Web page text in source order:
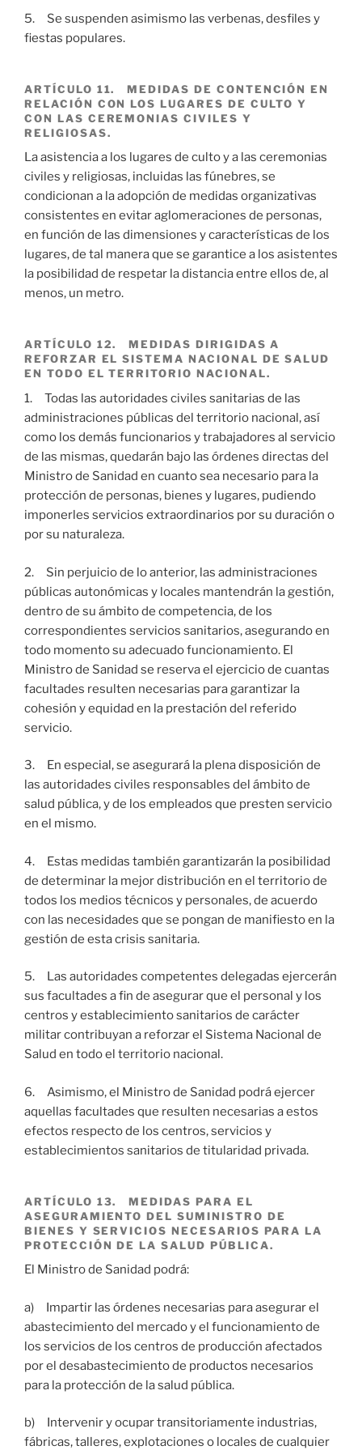
5. Se suspenden asimismo las verbenas, desfiles y
fiestas populares.
ARTÍCULO 11. MEDIDAS DE CONTENCIÓN EN
RELACIÓN CON LOS LUGARES DE CULTO Y
CON LAS CEREMONIAS CIVILES Y
RELIGIOSAS.
La asistencia a los lugares de culto y a las ceremonias
civiles y religiosas, incluidas las fúnebres, se
condicionan a la adopción de medidas organizativas
consistentes en evitar aglomeraciones de personas,
en función de las dimensiones y características de los
lugares, de tal manera que se garantice a los asistentes
la posibilidad de respetar la distancia entre ellos de, al
menos, un metro.
ARTÍCULO 12. MEDIDAS DIRIGIDAS A
REFORZAR EL SISTEMA NACIONAL DE SALUD
EN TODO EL TERRITORIO NACIONAL.
1. Todas las autoridades civiles sanitarias de las
administraciones públicas del territorio nacional, así
como los demás funcionarios y trabajadores al servicio
de las mismas, quedarán bajo las órdenes directas del
Ministro de Sanidad en cuanto sea necesario para la
protección de personas, bienes y lugares, pudiendo
imponerles servicios extraordinarios por su duración o
por su naturaleza.
2. Sin perjuicio de lo anterior, las administraciones
públicas autonómicas y locales mantendrán la gestión,
dentro de su ámbito de competencia, de los
correspondientes servicios sanitarios, asegurando en
todo momento su adecuado funcionamiento. El
Ministro de Sanidad se reserva el ejercicio de cuantas
facultades resulten necesarias para garantizar la
cohesión y equidad en la prestación del referido
servicio.
3. En especial, se asegurará la plena disposición de
las autoridades civiles responsables del ámbito de
salud pública, y de los empleados que presten servicio
en el mismo.
4. Estas medidas también garantizarán la posibilidad
de determinar la mejor distribución en el territorio de
todos los medios técnicos y personales, de acuerdo
con las necesidades que se pongan de manifiesto en la
gestión de esta crisis sanitaria.
5. Las autoridades competentes delegadas ejercerán
sus facultades a fin de asegurar que el personal y los
centros y establecimiento sanitarios de carácter
militar contribuyan a reforzar el Sistema Nacional de
Salud en todo el territorio nacional.
6. Asimismo, el Ministro de Sanidad podrá ejercer
aquellas facultades que resulten necesarias a estos
efectos respecto de los centros, servicios y
establecimientos sanitarios de titularidad privada.
ARTÍCULO 13. MEDIDAS PARA EL
ASEGURAMIENTO DEL SUMINISTRO DE
BIENES Y SERVICIOS NECESARIOS PARA LA
PROTECCIÓN DE LA SALUD PÚBLICA.
El Ministro de Sanidad podrá:
a) Impartir las órdenes necesarias para asegurar el
abastecimiento del mercado y el funcionamiento de
los servicios de los centros de producción afectados
por el desabastecimiento de productos necesarios
para la protección de la salud pública.
b) Intervenir y ocupar transitoriamente industrias,
fábricas, talleres, explotaciones o locales de cualquier